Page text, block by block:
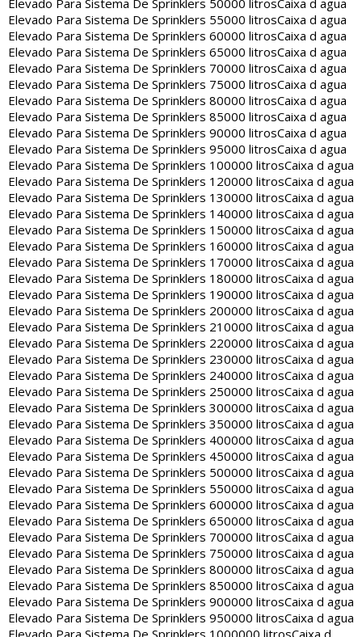
Elevado Para Sistema De Sprinklers 50000 litrosCaixa d agua
Elevado Para Sistema De Sprinklers 55000 litrosCaixa d agua
Elevado Para Sistema De Sprinklers 60000 litrosCaixa d agua
Elevado Para Sistema De Sprinklers 65000 litrosCaixa d agua
Elevado Para Sistema De Sprinklers 70000 litrosCaixa d agua
Elevado Para Sistema De Sprinklers 75000 litrosCaixa d agua
Elevado Para Sistema De Sprinklers 80000 litrosCaixa d agua
Elevado Para Sistema De Sprinklers 85000 litrosCaixa d agua
Elevado Para Sistema De Sprinklers 90000 litrosCaixa d agua
Elevado Para Sistema De Sprinklers 95000 litrosCaixa d agua
Elevado Para Sistema De Sprinklers 100000 litrosCaixa d agua
Elevado Para Sistema De Sprinklers 120000 litrosCaixa d agua
Elevado Para Sistema De Sprinklers 130000 litrosCaixa d agua
Elevado Para Sistema De Sprinklers 140000 litrosCaixa d agua
Elevado Para Sistema De Sprinklers 150000 litrosCaixa d agua
Elevado Para Sistema De Sprinklers 160000 litrosCaixa d agua
Elevado Para Sistema De Sprinklers 170000 litrosCaixa d agua
Elevado Para Sistema De Sprinklers 180000 litrosCaixa d agua
Elevado Para Sistema De Sprinklers 190000 litrosCaixa d agua
Elevado Para Sistema De Sprinklers 200000 litrosCaixa d agua
Elevado Para Sistema De Sprinklers 210000 litrosCaixa d agua
Elevado Para Sistema De Sprinklers 220000 litrosCaixa d agua
Elevado Para Sistema De Sprinklers 230000 litrosCaixa d agua
Elevado Para Sistema De Sprinklers 240000 litrosCaixa d agua
Elevado Para Sistema De Sprinklers 250000 litrosCaixa d agua
Elevado Para Sistema De Sprinklers 300000 litrosCaixa d agua
Elevado Para Sistema De Sprinklers 350000 litrosCaixa d agua
Elevado Para Sistema De Sprinklers 400000 litrosCaixa d agua
Elevado Para Sistema De Sprinklers 450000 litrosCaixa d agua
Elevado Para Sistema De Sprinklers 500000 litrosCaixa d agua
Elevado Para Sistema De Sprinklers 550000 litrosCaixa d agua
Elevado Para Sistema De Sprinklers 600000 litrosCaixa d agua
Elevado Para Sistema De Sprinklers 650000 litrosCaixa d agua
Elevado Para Sistema De Sprinklers 700000 litrosCaixa d agua
Elevado Para Sistema De Sprinklers 750000 litrosCaixa d agua
Elevado Para Sistema De Sprinklers 800000 litrosCaixa d agua
Elevado Para Sistema De Sprinklers 850000 litrosCaixa d agua
Elevado Para Sistema De Sprinklers 900000 litrosCaixa d agua
Elevado Para Sistema De Sprinklers 950000 litrosCaixa d agua